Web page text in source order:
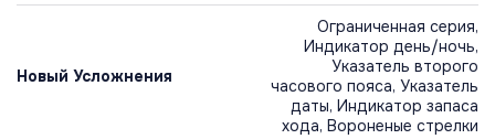
Новый Усложнения
Ограниченная серия,
Индикатор день/ночь,
Указатель второго
часового пояса, Указатель
даты, Индикатор запаса
хода, Вороненые стрелки